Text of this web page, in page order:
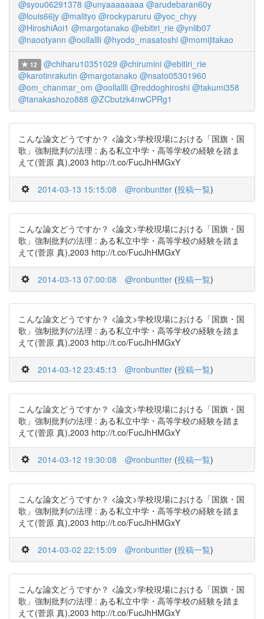
@syou06291378 @unyaaaaaaaa @arudebaran60y
@louis66jy @malityo @rockyparuru @yoc_chyy
@HiroshiAoi1 @margotanako @ebitiri_rie @ynlib07
@naootyann @oollallli @hyodo_masatoshi @momijitakao
12 @chiharu10351029 @chirumini @ebitiri_rie
@karotinrakutin @margotanako @nsato05301960
@om_chanmar_om @oollallli @reddoghiroshi @takumi358
@tanakashozo888 @ZCbutzk4nwCPRg1
こんな論文どうですか？ <論文>学校現場における「国旗・国
歌」強制批判の法理 : ある私立中学・高等学校の経験を踏ま
えて(菅原 真),2003 http://t.co/FucJhHMGxY
2014-03-13 15:15:08 @ronbuntter (投稿一覧)
こんな論文どうですか？ <論文>学校現場における「国旗・国
歌」強制批判の法理 : ある私立中学・高等学校の経験を踏ま
えて(菅原 真),2003 http://t.co/FucJhHMGxY
2014-03-13 07:00:08 @ronbuntter (投稿一覧)
こんな論文どうですか？ <論文>学校現場における「国旗・国
歌」強制批判の法理 : ある私立中学・高等学校の経験を踏ま
えて(菅原 真),2003 http://t.co/FucJhHMGxY
2014-03-12 23:45:13 @ronbuntter (投稿一覧)
こんな論文どうですか？ <論文>学校現場における「国旗・国
歌」強制批判の法理 : ある私立中学・高等学校の経験を踏ま
えて(菅原 真),2003 http://t.co/FucJhHMGxY
2014-03-12 19:30:08 @ronbuntter (投稿一覧)
こんな論文どうですか？ <論文>学校現場における「国旗・国
歌」強制批判の法理 : ある私立中学・高等学校の経験を踏ま
えて(菅原 真),2003 http://t.co/FucJhHMGxY
2014-03-02 22:15:09 @ronbuntter (投稿一覧)
こんな論文どうですか？ <論文>学校現場における「国旗・国
歌」強制批判の法理 : ある私立中学・高等学校の経験を踏ま
えて(菅原 真),2003 http://t.co/FucJhHMGxY